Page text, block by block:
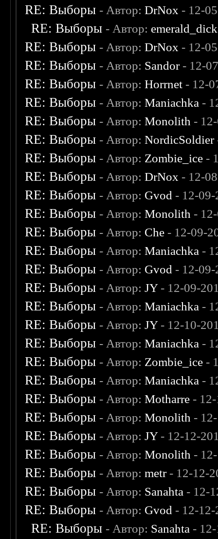
RE: Выборы - Автор:DrNox - 12-
RE: Выборы - Автор: emerald_dick
RE: Выборы - Автор:DrNox - 12-
RE: Выборы - Автор: Sandor- 12-
RE: Выборы - Автор:Horrnet - 12-
RE: Выборы - Автор:Maniachka -
RE: Выборы - Автор:Monolith -
RE: Выборы - Автор:NordicSoldier
RE: Выборы - Автор: Zombie_ice -
RE: Выборы - Автор:DrNox - 12-
RE: Выборы - Автор: Gvod - 12-
RE: Выборы - Автор:Monolith -
RE: Выборы - Автор: Che - 12-09-
RE: Выборы - Автор:Maniachka -
RE: Выборы - Автор: Gvod - 12-
RE: Выборы - Автор:JY- 12-09-
RE: Выборы - Автор:Maniachka -
RE: Выборы - Автор:JY- 12-10-
RE: Выборы - Автор:Maniachka -
RE: Выборы - Автор: Zombie_ice -
RE: Выборы - Автор:Maniachka -
RE: Выборы - Автор:Motharre -
RE: Выборы - Автор:Monolith -
RE: Выборы - Автор:JY- 12-12-
RE: Выборы - Автор:Monolith -
RE: Выборы - Автор:metr- 12-12-
RE: Выборы - Автор: Sanahta - 12-
RE: Выборы - Автор: Gvod - 12-
RE: Выборы - Автор: Sanahta -